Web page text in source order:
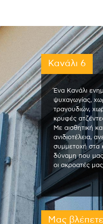
Κανάλι 6
Ένα Κανάλι
ψυχαγωγίας,
τραγουδιών,
κρυφές
Με αισθητική
ανιδιοτέλεια,
συμμετοχή στα
δύναμη που
οι ακροατές
Μας